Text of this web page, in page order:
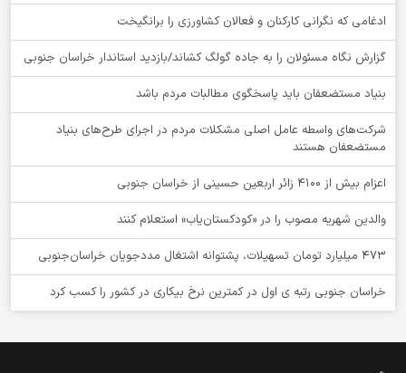
ادغامی که نگرانی کارکنان و فعالان کشاورزی را برانگیخت
گزارش نگاه مسئولان را به جاده گولگ کشاند/بازدید استاندار خراسان جنوبی
بنیاد مستضعفان باید پاسخگوی مطالبات مردم باشد
شرکت‌های واسطه عامل اصلی مشکلات مردم در اجرای طرح‌های بنیاد
مستضعفان هستند
اعزام بیش از 4100 زائر اربعین حسینی از خراسان جنوبی
والدین شهریه مصوب را در «کودکستان‌یاب» استعلام کنند
۴۷۳ میلیارد تومان تسهیلات، پشتوانه اشتغال مددجویان خراسان‌جنوبی
خراسان جنوبی رتبه ی اول در کمترین نرخ بیکاری در کشور را کسب کرد